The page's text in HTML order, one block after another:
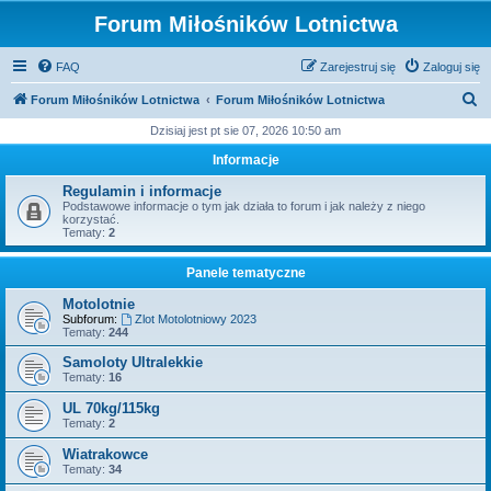
Forum Miłośników Lotnictwa
FAQ Zaloguj się
Zarejestruj się
Forum Miłośników Lotnictwa Forum Miłośników Lotnictwa
k
Dzisiaj jest pt sie 07, 2026 10:50 am
Informacje
Regulamin i informacje
Podstawowe informacje o tym jak działa to forum i jak należy z niego
korzystać.
Tematy: 2
Panele tematyczne
Motolotnie
Subforum:
Zlot Motolotniowy 2023
Tematy: 244
Samoloty Ultralekkie
Tematy: 16
UL 70kg/115kg
Tematy: 2
Wiatrakowce
Tematy: 34